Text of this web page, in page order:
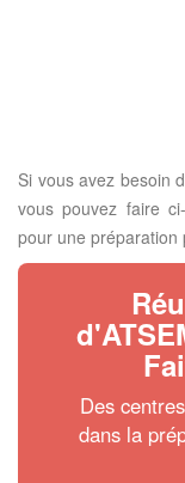
Si vous avez besoin
vous pouvez faire
pour une préparation
Des
dans la